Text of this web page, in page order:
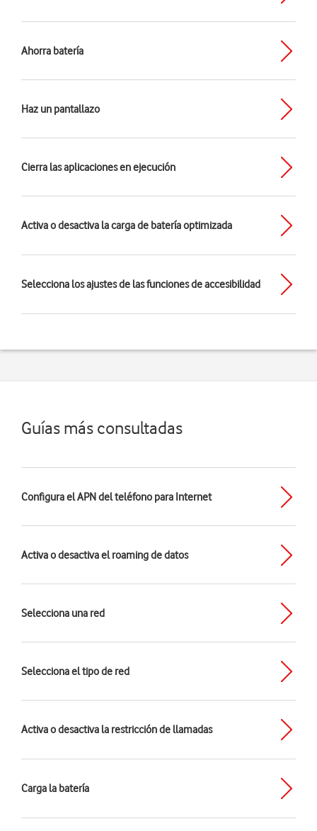
Ahorra batería
Haz un pantallazo
Cierra las aplicaciones en ejecución
Activa o desactiva la carga de batería optimizada
Selecciona los ajustes de las funciones de accesibilidad
Guías más consultadas
Configura el APN del teléfono para Internet
Activa o desactiva el roaming de datos
Selecciona una red
Selecciona el tipo de red
Activa o desactiva la restricción de llamadas
Carga la batería